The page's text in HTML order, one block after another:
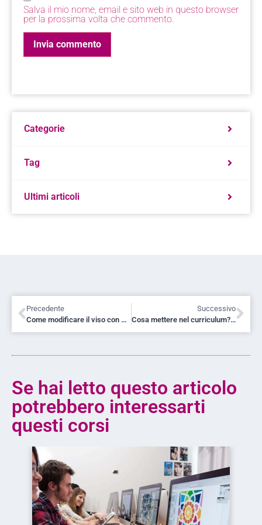
Salva il mio nome, email e sito web in questo browser
per la prossima volta che commento.
Categorie
Tag
Ultimi articoli
Precedente
Come modificare il viso con Photoshop
Successivo
Cosa mettere nel curriculum? Consigli per trovare lavoro
Se hai letto questo articolo
potrebbero interessarti
questi corsi